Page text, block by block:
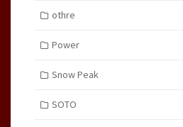
othre
Power
Snow Peak
SOTO